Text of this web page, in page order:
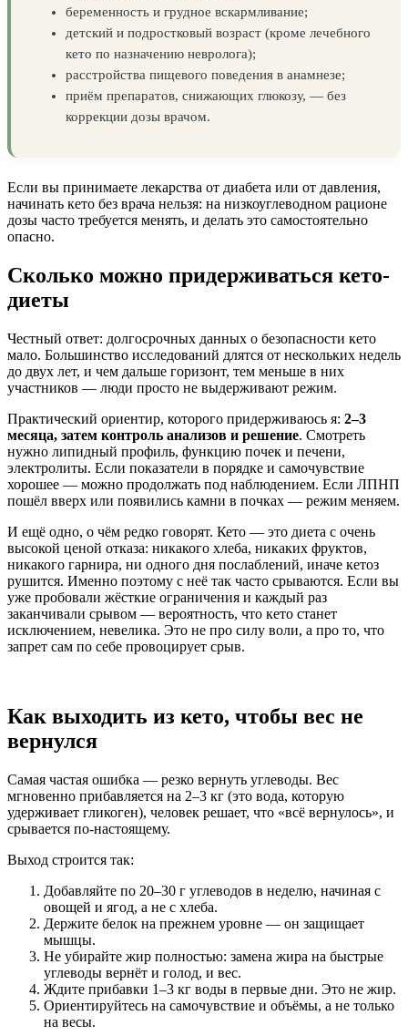
беременность и грудное вскармливание;
детский и подростковый возраст (кроме лечебного
кето по назначению невролога);
расстройства пищевого поведения в анамнезе;
приём препаратов, снижающих глюкозу, — без
коррекции дозы врачом.
Если вы принимаете лекарства от диабета или от давления,
начинать кето без врача нельзя: на низкоуглеводном рационе
дозы часто требуется менять, и делать это самостоятельно
опасно.
Сколько можно придерживаться кето-
диеты
Честный ответ: долгосрочных данных о безопасности кето
мало. Большинство исследований длятся от нескольких недель
до двух лет, и чем дальше горизонт, тем меньше в них
участников — люди просто не выдерживают режим.
Практический ориентир, которого придерживаюсь я: 2–3
месяца, затем контроль анализов и решение. Смотреть
нужно липидный профиль, функцию почек и печени,
электролиты. Если показатели в порядке и самочувствие
хорошее — можно продолжать под наблюдением. Если ЛПНП
пошёл вверх или появились камни в почках — режим меняем.
И ещё одно, о чём редко говорят. Кето — это диета с очень
высокой ценой отказа: никакого хлеба, никаких фруктов,
никакого гарнира, ни одного дня послаблений, иначе кетоз
рушится. Именно поэтому с неё так часто срываются. Если вы
уже пробовали жёсткие ограничения и каждый раз
заканчивали срывом — вероятность, что кето станет
исключением, невелика. Это не про силу воли, а про то, что
запрет сам по себе провоцирует срыв.
Как выходить из кето, чтобы вес не
вернулся
Самая частая ошибка — резко вернуть углеводы. Вес
мгновенно прибавляется на 2–3 кг (это вода, которую
удерживает гликоген), человек решает, что «всё вернулось», и
срывается по-настоящему.
Выход строится так:
Добавляйте по 20–30 г углеводов в неделю, начиная с
овощей и ягод, а не с хлеба.
Держите белок на прежнем уровне — он защищает
мышцы.
Не убирайте жир полностью: замена жира на быстрые
углеводы вернёт и голод, и вес.
Ждите прибавки 1–3 кг воды в первые дни. Это не жир.
Ориентируйтесь на самочувствие и объёмы, а не только
на весы.